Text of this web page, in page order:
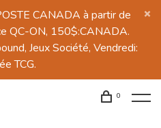
CANADA à partir de
QC-ON, 150$:CANADA.
Jeux Société, Vendredi:
TCG.
0